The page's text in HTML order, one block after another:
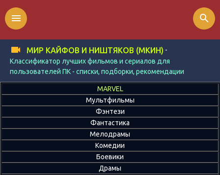
МИР КАЙФОВ И НИШТЯКОВ (МКИН) -
Классификатор лучших фильмов и сериалов для
пользователей ПК - списки, подборки, рекомендации
menu search
MARVEL
Мультфильмы
Фэнтези
Фантастика
Мелодрамы
Комедии
Боевики
Драмы